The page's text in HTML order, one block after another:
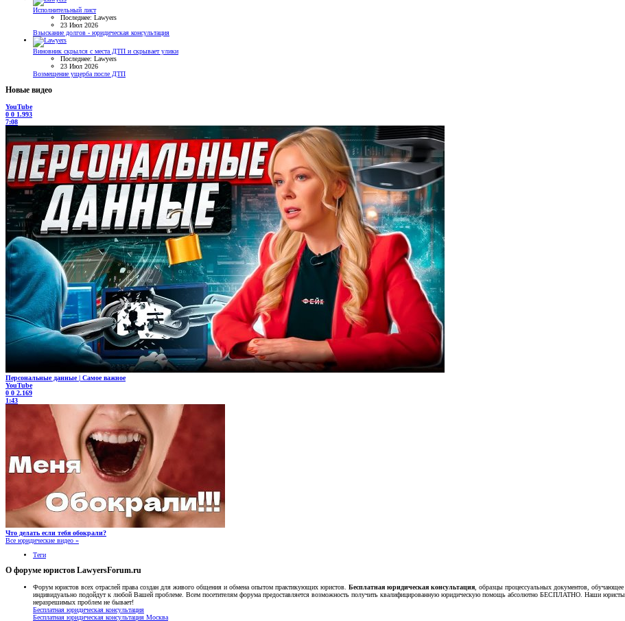
Исполнительный лист
Последнее: Lawyers
23 Июл 2026
Взыскание долгов - юридическая консультация
Виновник скрылся с места ДТП и скрывает улики
Последнее: Lawyers
23 Июл 2026
Возмещение ущерба после ДТП
Новые видео
YouTube
0 0 1.993
7:08
Персональные данные | Самое важное
YouTube
0 0 2.169
1:43
Что делать если тебя обокрали?
Все юридические видео »
Теги
О форуме юристов LawyersForum.ru
Форум юристов всех отраслей права создан для живого общения и обмена опытом практикующих юристов. Бесплатная юридическая консультация , образцы процессуальных документов,
индивидуально подойдут к любой Вашей проблеме. Всем посетителям форума предоставляется возможность получить квалифицированную юридическую помощь абсолютно БЕСПЛАТНО. Наши
неразрешимых проблем не бывает!
Бесплатная юридическая консультация
Бесплатная юридическая консультация Москва